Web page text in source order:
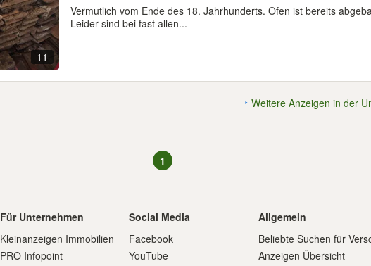
11
Vermutlich vom Ende des 18. Jahrhunderts. Ofen ist bereits
Leider sind bei fast allen...
Weitere Anzeigen in der
1
Für Unternehmen
Kleinanzeigen Immobilien
PRO Infopoint
Social Media
Facebook
YouTube
Allgemein
Beliebte Suchen für
Anzeigen Übersicht